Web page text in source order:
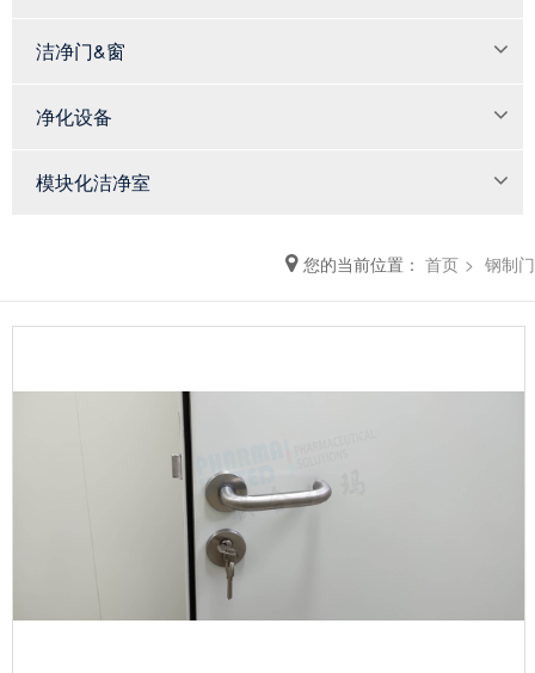
洁净门&窗
净化设备
模块化洁净室
您的当前位置： 首页 钢制门